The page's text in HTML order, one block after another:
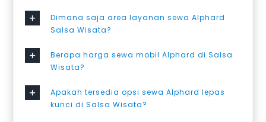
Dimana saja area layanan sewa Alphard
Salsa Wisata?
Berapa harga sewa mobil Alphard di Salsa
Wisata?
Apakah tersedia opsi sewa Alphard lepas
kunci di Salsa Wisata?